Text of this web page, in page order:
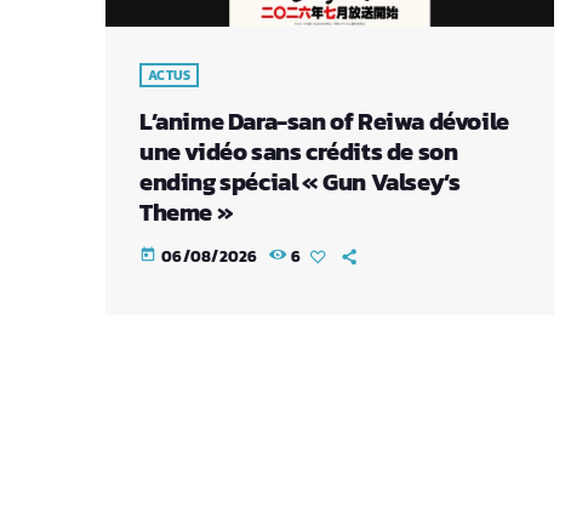
ACTUS
L’anime Dara-san of Reiwa dévoile
une vidéo sans crédits de son
ending spécial « Gun Valsey’s
Theme »
today 06/08/2026 6